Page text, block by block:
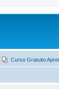
Curso Gratuito